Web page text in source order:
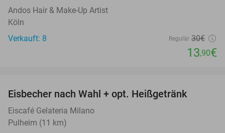
Andos Hair & Make-Up Artist
Köln
Verkauft: 8
Regulär 30€
13,90€
Eisbecher nach Wahl + opt. Heißgetränk
Eiscafé Gelateria Milano
Pulheim (11 km)